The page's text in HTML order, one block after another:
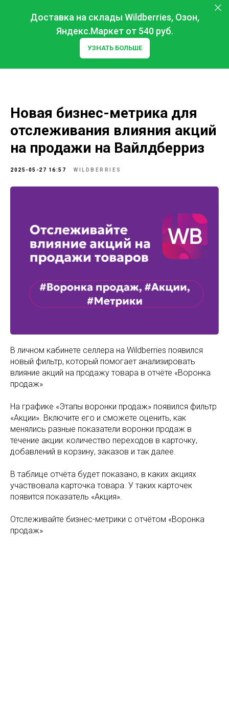
Доставка на склады Wildberries, Озон,
Яндекс.Маркет от 540 руб.
УЗНАТЬ БОЛЬШЕ
Новая бизнес-метрика для
отслеживания влияния акций
на продажи на Вайлдберриз
2025-05-27 16:57 WILDBERRIES
В личном кабинете селлера на Wildberries появился
новый фильтр, который помогает анализировать
влияние акций на продажу товара в отчёте «Воронка
продаж»
На графике «Этапы воронки продаж» появился фильтр
«Акции». Включите его и сможете оценить, как
менялись разные показатели воронки продаж в
течение акции: количество переходов в карточку,
добавлений в корзину, заказов и так далее.
В таблице отчёта будет показано, в каких акциях
участвовала карточка товара. У таких карточек
появится показатель «Акция».
Отслеживайте бизнес-метрики с отчётом «Воронка
продаж»